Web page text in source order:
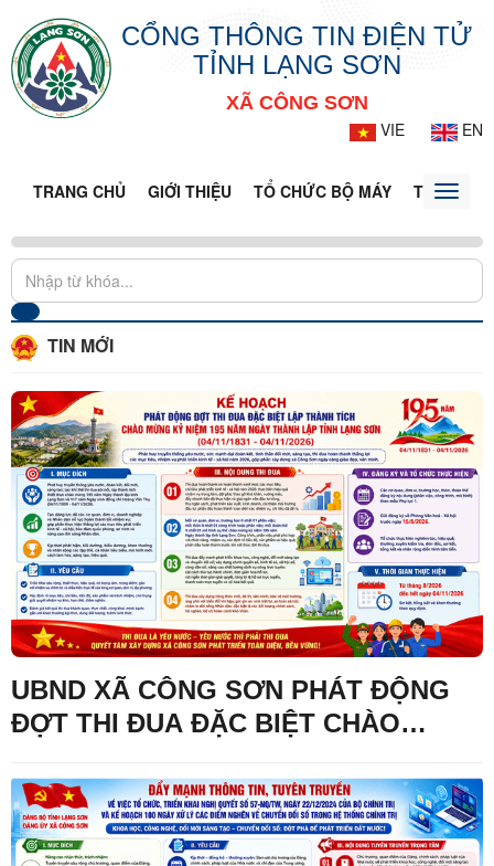
CỔNG THÔNG TIN ĐIỆN TỬ
TỈNH LẠNG SƠN
XÃ CÔNG SƠN
VIE
EN
TRANG CHỦ GIỚI THIỆU TỔ CHỨC BỘ MÁY TIN TỨC -
Toggle
TIN MỚI
UBND XÃ CÔNG SƠN PHÁT ĐỘNG
ĐỢT THI ĐUA ĐẶC BIỆT CHÀO
TỈNH LẠNG SƠN